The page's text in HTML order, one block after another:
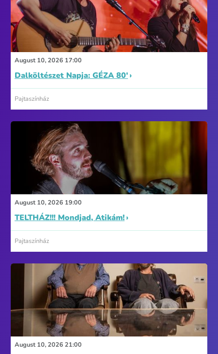
August 10, 2026 17:00
Dalköltészet Napja: GÉZA 80'
Pajtaszínház
August 10, 2026 19:00
TELTHÁZ!!! Mondjad, Atikám!
Pajtaszínház
August 10, 2026 21:00